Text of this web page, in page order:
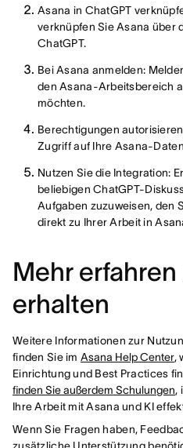
Asana in ChatGPT
verknüpfen Sie Asana über
ChatGPT.
Bei Asana anmelden:
den Asana-Arbeitsbereich
möchten.
Berechtigungen
Zugriff auf Ihre Asana-
Nutzen Sie die Integration:
beliebigen ChatGPT-
Aufgaben zuzuweisen, den
direkt zu Ihrer Arbeit in
Mehr
erhalten
Weitere Informationen zur
finden Sie im Asana Help Center,
Einrichtung und Best Practices
finden Sie außerdem Schulungen,
Ihre Arbeit mit Asana und KI
Wenn Sie Fragen haben,